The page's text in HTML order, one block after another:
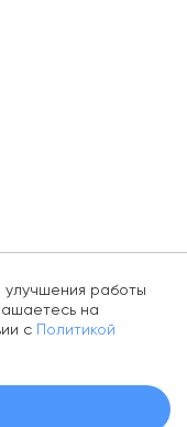
работы
на
с Политикой